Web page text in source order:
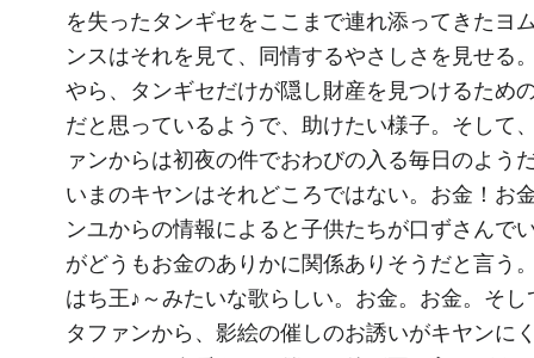
を失ったタンギセをここまで連れ添ってきたヨ
ンスはそれを見て、同情するやさしさを見せる
やら、タンギセだけが隠し財産を見つけるため
だと思っているようで、助けたい様子。そして
ァンからは初夜の件でおわびの入る毎日のよう
いまのキヤンはそれどころではない。お金！お
ンユからの情報によると子供たちが口ずさんで
がどうもお金のありかに関係ありそうだと言う
はち王♪～みたいな歌らしい。お金。お金。そし
タファンから、影絵の催しのお誘いがキヤンに